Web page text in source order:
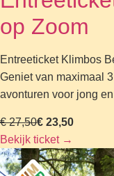
op Zoom
Entreeticket Klimbos
Geniet van maximaal
avonturen voor jong
€ 27,50€ 23,50
Bekijk ticket →